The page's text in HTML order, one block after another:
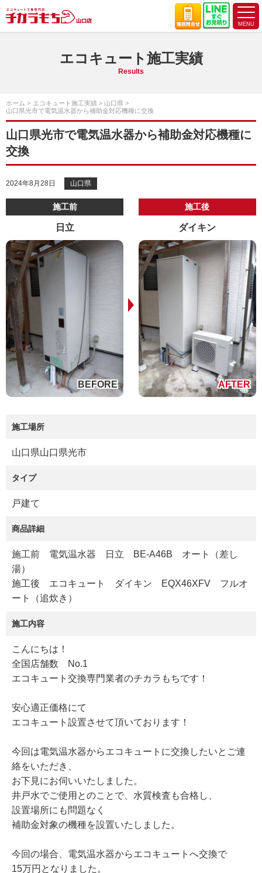
エコキュート施工実績
Results
ホーム エコキュート施工実績
山口県
山口県光市で電気温水器から補助金対応機種に交換
山口県光市で電気温水器から補助金対応機種に
交換
2024年8月28日 山口県
施工前
日立
施工後
ダイキン
施工場所
山口県山口県光市
タイプ
戸建て
商品詳細
施工前 電気温水器 日立 BE-A46B オート（差し
湯）
施工後 エコキュート ダイキン EQX46XFV フルオ
ート（追炊き）
施工内容
こんにちは！
全国店舗数 No.1
エコキュート交換専門業者のチカラもちです！
安心適正価格にて
エコキュート設置させて頂いております！
今回は電気温水器からエコキュートに交換したいとご連
絡をいただき、
お下見にお伺いいたしました。
井戸水でご使用とのことで、水質検査も合格し、
設置場所にも問題なく
補助金対象の機種を設置いたしました。
今回の場合、電気温水器からエコキュートへ交換で
15万円となりました。